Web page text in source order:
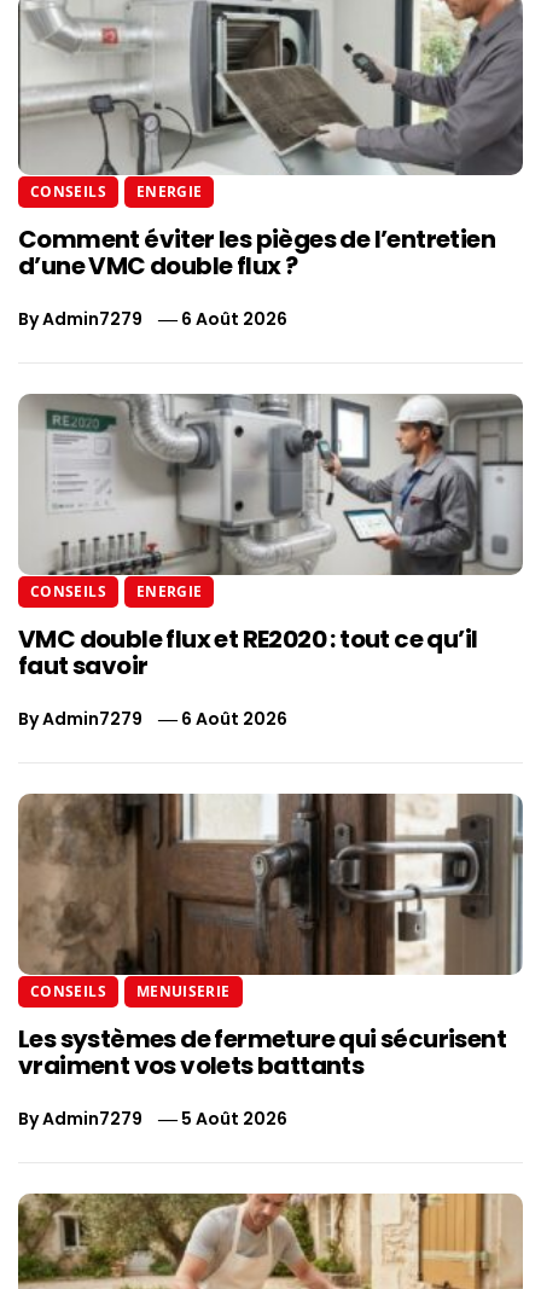
CONSEILS ENERGIE
Comment éviter les pièges de l’entretien
d’une VMC double flux ?
ByAdmin7279 6 Août 2026
CONSEILS ENERGIE
VMC double flux et RE2020 : tout ce qu’il
faut savoir
ByAdmin7279 6 Août 2026
CONSEILS MENUISERIE
Les systèmes de fermeture qui sécurisent
vraiment vos volets battants
ByAdmin7279 5 Août 2026